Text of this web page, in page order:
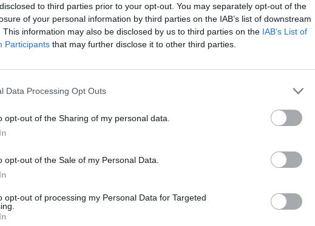
to third parties prior to your opt-out. You may separately opt-out of the
of your personal information by third parties on the IAB’s list of downstream
This information may also be disclosed by us to third parties on the IAB’s List of
Participants that may further disclose it to other third parties.
Data Processing Opt Outs
opt-out of the Sharing of my personal data.
opt-out of the Sale of my Personal Data.
opt-out of processing my Personal Data for Targeted
los términos económicos del acuerdo, todavía no se han
aseguran desde la AFA. En la Supercopa de España, se
Saudí paga unos 40 millones a la Rfef, mientras que la
cubre los gastos del viaje y del alojamiento.
Dubái de atraer la Supercopa Internacional de Argentina va
y varias empresas locales. En 2024, por ejemplo, firmó
con
. Ahora, esta promotora inmobiliaria
torre que se construirá en Dubai Islands, una zona de